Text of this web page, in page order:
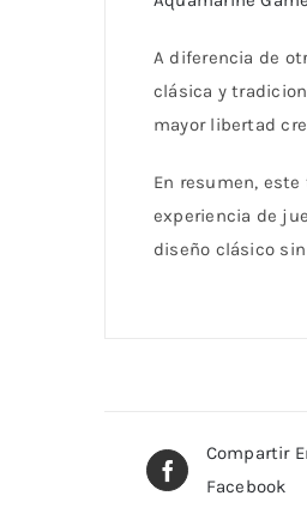
A diferencia de
clásica y
mayor libertad
En resumen,
experiencia de
diseño clásico
Compartir
Facebook